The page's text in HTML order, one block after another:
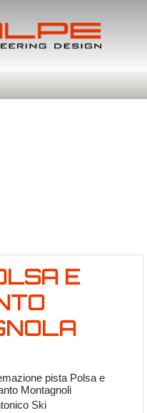
E
pista Polsa e
Montagnoli
Ski